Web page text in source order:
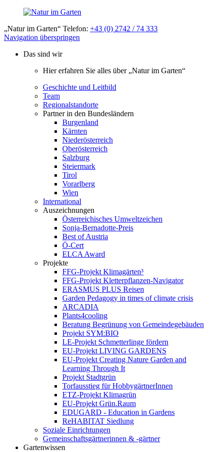
„Natur im Garten“ Telefon: +43 (0) 2742 / 74 333
Navigation überspringen
Das sind wir
Hier erfahren Sie alles über „Natur im Garten“
Geschichte und Leitbild
Team
Regionalstandorte
Partner in den Bundesländern
Burgenland
Kärnten
Niederösterreich
Oberösterreich
Salzburg
Steiermark
Tirol
Vorarlberg
Wien
International
Auszeichnungen
Österreichisches Umweltzeichen
Sonja-Bernadotte-Preis
Best of Austria
Ö-Cert
ELCA Award
Projekte
FFG-Projekt Klimagärten³
FFG-Projekt Kletterpflanzen-Navigator
ERASMUS PLUS Reisen
Garden Pedagogy in times of climate crisis
ARCADIA
Plants4cooling
Beratung Begrünung von Gemeindegebäuden
Projekt SYM:BIO
LE-Projekt Schmetterlinge fördern
EU-Projekt LIVING GARDENS
EU-Projekt Creating Nature Garden and
Learning Through It
Projekt Stadtgrün
Torfausstieg für HobbygärtnerInnen
ETZ-Projekt Klimagrün
EU-Projekt Grün.Raum
EDUGARD - Education in Gardens
ReHABITAT Siedlung
Soziale Einrichtungen
Gemeinschaftsgärtnerinnen & -gärtner
Gartenwissen